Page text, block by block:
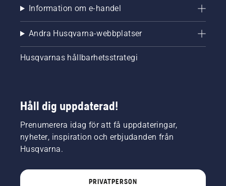
Information om e-handel
Andra Husqvarna-webbplatser
Husqvarnas hållbarhetsstrategi
Håll dig uppdaterad!
Prenumerera idag för att få uppdateringar,
nyheter, inspiration och erbjudanden från
Husqvarna.
PRIVATPERSON